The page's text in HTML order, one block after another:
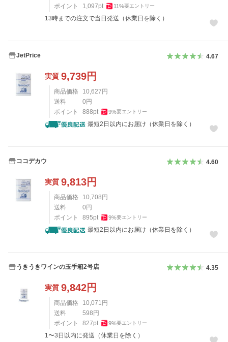
ポイント
1,097pt 11%要エントリー
13時までの注文で当日発送（休業日を除く）
JetPrice 4.67
実質 9,739円
商品価格 10,627円
送料
0円
ポイント
888pt 9%要エントリー
最短2日以内にお届け（休業日を除く）
ココデカウ 4.60
実質 9,813円
商品価格 10,708円
送料
0円
ポイント
895pt 9%要エントリー
最短2日以内にお届け（休業日を除く）
うきうきワインの玉手箱2号店 4.35
実質 9,842円
商品価格 10,071 円
送料
598円
ポイント
827pt 9%要エントリー
1〜3日以内に発送（休業日を除く）